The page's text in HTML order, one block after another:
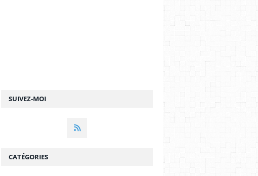
SUIVEZ-MOI
CATÉGORIES